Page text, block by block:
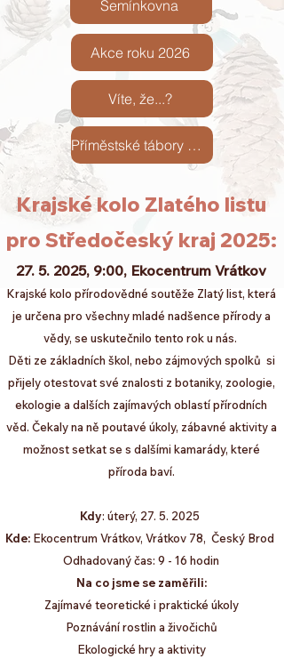
Semínkovna
Akce roku 2026
Víte, že...?
Příměstské tábory 2026
Krajské kolo Zlatého listu
pro Středočeský kraj 2025:
27. 5. 2025, 9:00, Ekocentrum Vrátkov
​Krajské kolo přírodovědné soutěže Zlatý list, která
je určena pro všechny mladé nadšence přírody a
vědy, se uskutečnilo tento rok u nás.
Děti ze základních škol, nebo zájmových spolků si
přijely otestovat své znalosti z botaniky, zoologie,
ekologie a dalších zajímavých oblastí přírodních
věd. Čekaly na ně poutavé úkoly, zábavné aktivity a
možnost setkat se s dalšími kamarády, které
příroda baví.
Kdy: úterý, 27. 5. 2025
Kde: Ekocentrum Vrátkov, Vrátkov 78, Český Brod
Odhadovaný čas: 9 - 16 hodin
Na co jsme se zaměřili:
Zajímavé teoretické i praktické úkoly
Poznávání rostlin a živočichů
Ekologické hry a aktivity